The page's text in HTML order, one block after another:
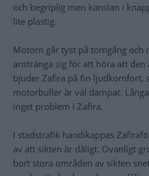
och begriplig men känslan i
lite plastig.
Motorn går tyst på tomgång och
anstränga sig för att höra att
bjuder Zafira på fin ljudkomfort,
motorbuller är väl dämpat.
inget problem i Zafira.
I stadstrafik handikappas
av att sikten är dåligt. Ovanligt
bort stora områden av sikten